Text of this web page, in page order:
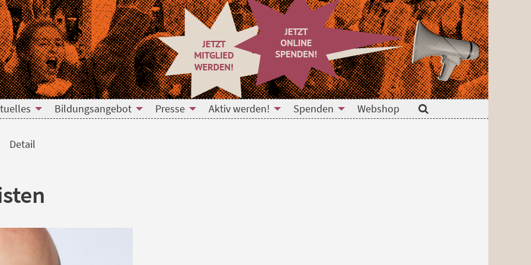
Bildungsangebot Presse Aktiv werden! Spenden Webshop
Detail